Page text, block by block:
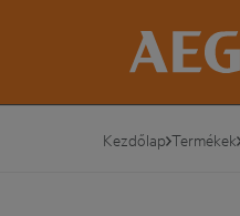
Kezdőlap Termékek